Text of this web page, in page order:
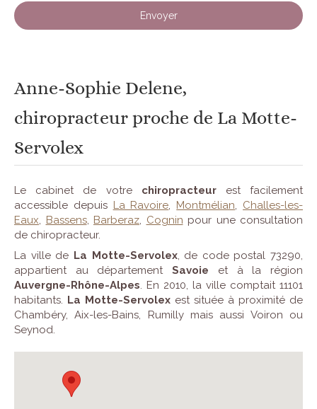
Envoyer
Anne-Sophie Delene,
chiropracteur proche de La Motte-
Servolex
Le cabinet de votre chiropracteurest facilement
accessible depuis La Ravoire, Montmélian, Challes-les-
Eaux, Bassens, Barberaz, Cognin pour une consultation
de chiropracteur.
La ville de La Motte-Servolex, de code postal 73290,
appartient au départementSavoie et à la région
Auvergne-Rhône-Alpes. En 2010, la ville comptait 11101
habitants. La Motte-Servolex est située à proximité de
Chambéry, Aix-les-Bains, Rumilly mais aussi Voiron ou
Seynod.